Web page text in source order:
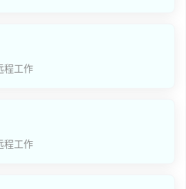
程工作
程工作